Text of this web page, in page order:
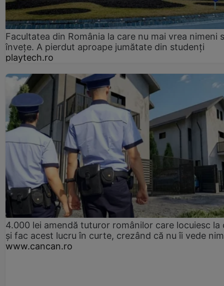
Facultatea din România la care nu mai vrea nimeni
înveţe. A pierdut aproape jumătate din studenţi
playtech.ro
4.000 lei amendă tuturor românilor care locuiesc la
și fac acest lucru în curte, crezând că nu îi vede
www.cancan.ro